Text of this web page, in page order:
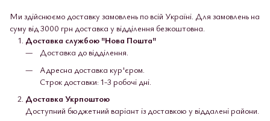
Ми здійснюємо доставку замовлень по всій Україні. Для замовлень на
суму від 3000 грн доставка у відділення безкоштовна.
Доставка службою "Нова Пошта"
Доставка до відділення.
Адресна доставка кур'єром.
Строк доставки: 1-3 робочі дні.
Доставка Укрпоштою
Доступний бюджетний варіант із доставкою у віддалені райони.